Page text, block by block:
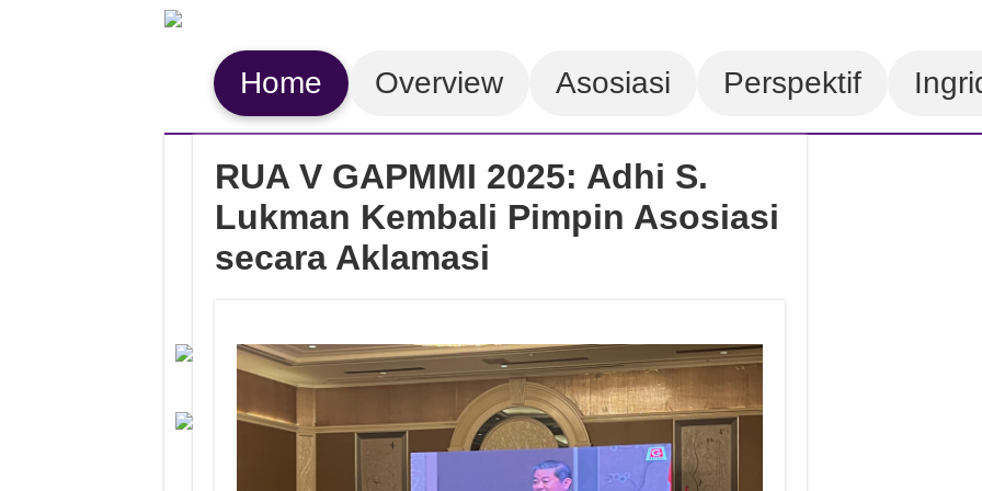
Home Overview Asosiasi Perspektif
RUA V GAPMMI 2025: Adhi S.
Lukman Kembali Pimpin Asosiasi
secara Aklamasi